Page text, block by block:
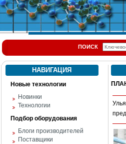
ПОИСК
НАВИГАЦИЯ
Новые технологии
Новинки
Технологии
Подбор оборудования
Блоги производителей
Поставщики